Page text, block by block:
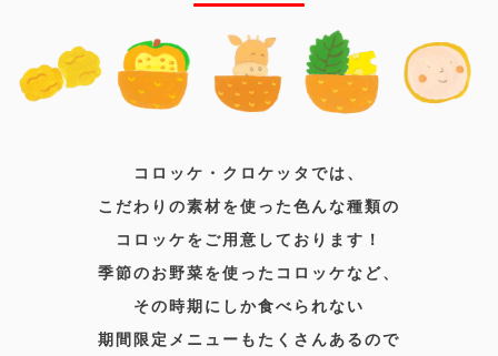
コロッケ・クロケッタでは、
こだわりの素材を使った色んな種類の
コロッケをご用意しております！
季節のお野菜を使ったコロッケなど、
その時期にしか食べられない
期間限定メニューもたくさんあるので